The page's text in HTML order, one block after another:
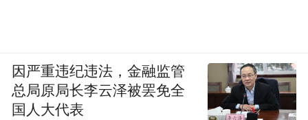
因严重违纪违法，金融监管
总局原局长李云泽被罢免全
国人大代表